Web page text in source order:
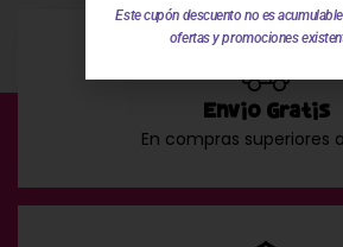
Envío Gratis
En compras superiores
Este cupón descuento no es
ofertas y promociones